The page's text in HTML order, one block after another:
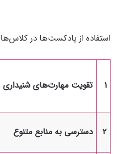
استفاده از پادکست‌ها در
1 تقویت مهارت‌های شنیداری
2 دسترسی به منابع متنوع